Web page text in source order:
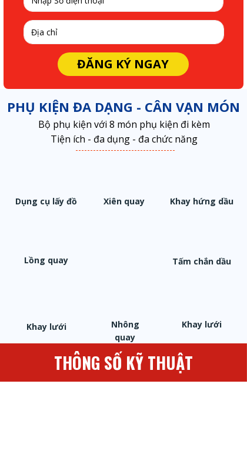
ĐĂNG KÝ NGAY
PHỤ KIỆN ĐA DẠNG - CÂN VẠN MÓN
Bộ phụ kiện với 8 món phụ kiện đi kèm
Tiện ích - đa dụng - đa chức năng
Khay lưới
Nhông
quay
Khay lưới
Dụng cụ lấy đồ Xiên quay Khay hứng dầu
Lồng quay Tấm chắn dầu
THÔNG SỐ KỸ THUẬT